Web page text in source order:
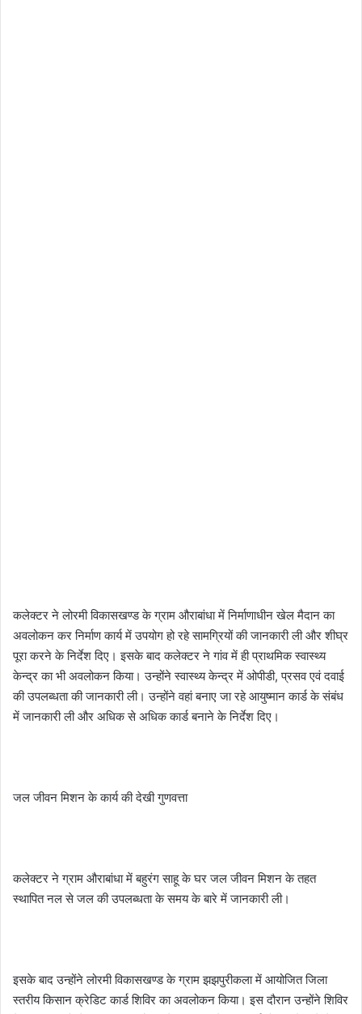
कलेक्टर ने लोरमी विकासखण्ड के ग्राम औराबांधा में निर्माणाधीन खेल मैदान का
अवलोकन कर निर्माण कार्य में उपयोग हो रहे सामग्रियों की जानकारी ली और शीघ्र
पूरा करने के निर्देश दिए। इसके बाद कलेक्टर ने गांव में ही प्राथमिक स्वास्थ्य
केन्द्र का भी अवलोकन किया। उन्होंने स्वास्थ्य केन्द्र में ओपीडी, प्रसव एवं दवाई
की उपलब्धता की जानकारी ली। उन्होंने वहां बनाए जा रहे आयुष्मान कार्ड के संबंध
में जानकारी ली और अधिक से अधिक कार्ड बनाने के निर्देश दिए।
जल जीवन मिशन के कार्य की देखी गुणवत्ता
कलेक्टर ने ग्राम औराबांधा में बहुरंग साहू के घर जल जीवन मिशन के तहत
स्थापित नल से जल की उपलब्धता के समय के बारे में जानकारी ली।
इसके बाद उन्होंने लोरमी विकासखण्ड के ग्राम झझपुरीकला में आयोजित जिला
स्तरीय किसान क्रेडिट कार्ड शिविर का अवलोकन किया। इस दौरान उन्होंने शिविर